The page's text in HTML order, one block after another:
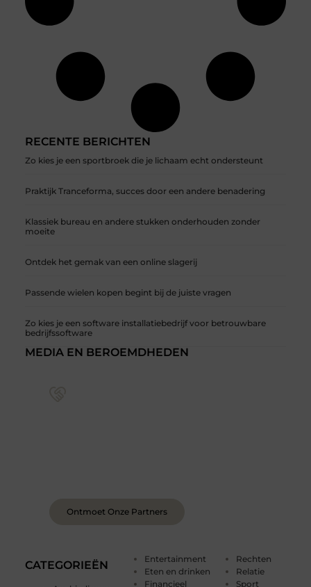
RECENTE BERICHTEN
Zo kies je een sportbroek die je lichaam echt ondersteunt
Praktijk Tranceforma, succes door een andere benadering
Klassiek bureau en andere stukken onderhouden zonder
moeite
Ontdek het gemak van een online slagerij
Passende wielen kopen begint bij de juiste vragen
Zo kies je een software installatiebedrijf voor betrouwbare
bedrijfssoftware
CATEGORIEËN
Entertainment
Eten en drinken
Financieel
Rechten
Relatie
Sport
MEDIA EN BEROEMDHEDEN
Ontmoet Onze Partners